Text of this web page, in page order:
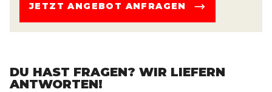
JETZT ANGEBOT ANFRAGEN
DU HAST FRAGEN? WIR LIEFERN
ANTWORTEN!